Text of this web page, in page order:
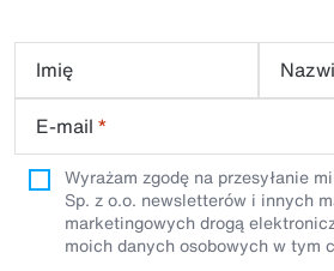
Imię
E-mail *
Wyrażam zgodę na przesyłanie
Sp. z o.o. newsletterów i innych
marketingowych drogą
moich danych osobowych w tym